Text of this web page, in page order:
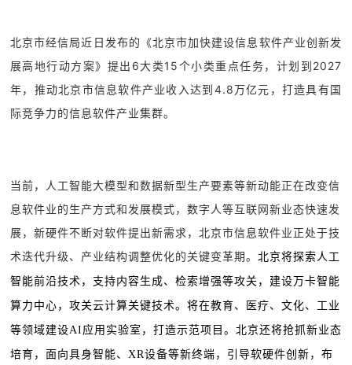
北京市经信局近日发布的《北京市加快建设信息软件产业创新发
展高地行动方案》提出6大类15个小类重点任务，计划到2027
年，推动北京市信息软件产业收入达到4.8万亿元，打造具有国
际竞争力的信息软件产业集群。
当前，人工智能大模型和数据新型生产要素等新动能正在改变信
息软件业的生产方式和发展模式，数字人等互联网新业态快速发
展，新硬件不断对软件提出新需求，北京市信息软件业正处于技
术迭代升级、产业结构调整优化的关键变革期。 北京将探索人工
智能前沿技术，支持内容生成、检索增强等攻关，建设万卡智能
算力中心，攻关云计算关键技术。将在教育、医疗、文化、工业
等领域建设AI应用实验室，打造示范项目。北京还将抢抓新业态
培育，面向具身智能、XR设备等新终端，引导软硬件创新，布